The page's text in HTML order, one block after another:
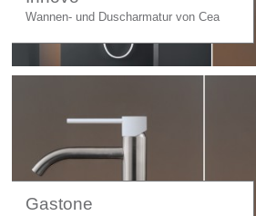
Wannen- und Duscharmatur von Cea
Gastone